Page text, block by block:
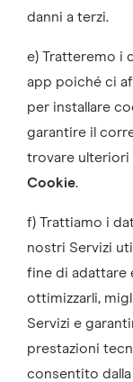
danni a terzi.
e) Tratteremo i
app poiché ci
per installare
garantire il
trovare ulteriori
Cookie.
f) Trattiamo i
nostri Servizi
fine di adattare
ottimizzarli,
Servizi e
prestazioni
consentito dalla